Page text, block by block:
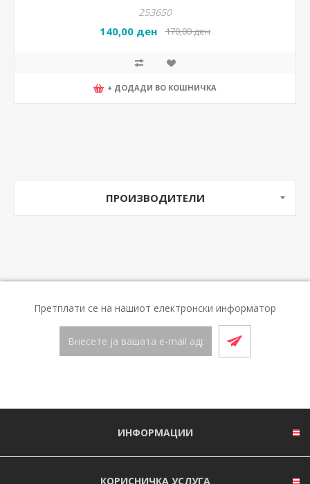
253650
140,00 ден 170,00 ден
+ ДОДАДИ ВО КОШНИЧКА
ПРОИЗВОДИТЕЛИ
Претплати се на нашиот електронски информатор
ИНФОРМАЦИИ
КОРИСНИЧКА УСЛУГА